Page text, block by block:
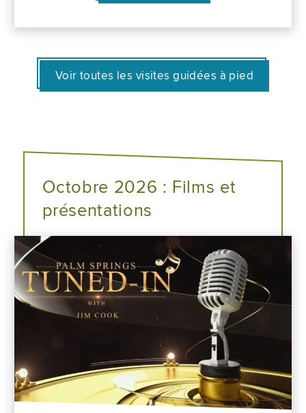
Voir toutes les visites guidées à pied
Octobre 2026 : Films et
présentations